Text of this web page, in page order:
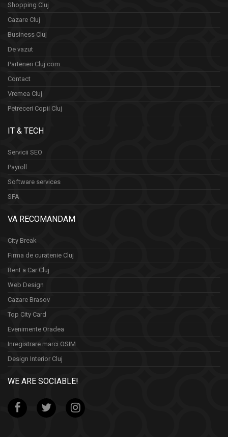
Shopping Cluj
Cazare Cluj
Business Cluj
De vazut
Parteneri Cluj.com
Contact
Vremea Cluj
Petreceri Copii Cluj
IT & TECH
Servicii SEO
Payroll
Software services
SFA
VA RECOMANDAM
City Break
Firma de curatenie Cluj
Rent a Car Cluj
Web Design
Cazare Brasov
Top City Card
Evenimente Oradea
Inregistrare marci OSIM
Design Interior Cluj
WE ARE SOCIABLE!